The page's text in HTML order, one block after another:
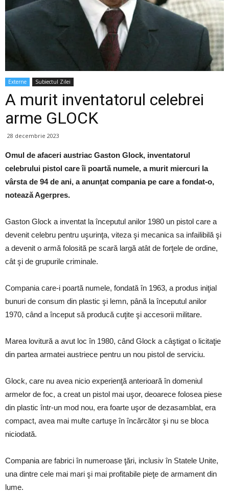
Externe Subiectul Zilei
A murit inventatorul celebrei
arme GLOCK
28 decembrie 2023
Omul de afaceri austriac Gaston Glock, inventatorul
celebrului pistol care îi poartă numele, a murit miercuri la
vârsta de 94 de ani, a anunţat compania pe care a fondat-o,
notează Agerpres.
Gaston Glock a inventat la începutul anilor 1980 un pistol care a
devenit celebru pentru uşurinţa, viteza şi mecanica sa infailibilă şi
a devenit o armă folosită pe scară largă atât de forţele de ordine,
cât şi de grupurile criminale.
Compania care-i poartă numele, fondată în 1963, a produs iniţial
bunuri de consum din plastic şi lemn, până la începutul anilor
1970, când a început să producă cuţite şi accesorii militare.
Marea lovitură a avut loc în 1980, când Glock a câştigat o licitaţie
din partea armatei austriece pentru un nou pistol de serviciu.
Glock, care nu avea nicio experienţă anterioară în domeniul
armelor de foc, a creat un pistol mai uşor, deoarece folosea piese
din plastic într-un mod nou, era foarte uşor de dezasamblat, era
compact, avea mai multe cartuşe în încărcător şi nu se bloca
niciodată.
Compania are fabrici în numeroase ţări, inclusiv în Statele Unite,
una dintre cele mai mari şi mai profitabile pieţe de armament din
lume.